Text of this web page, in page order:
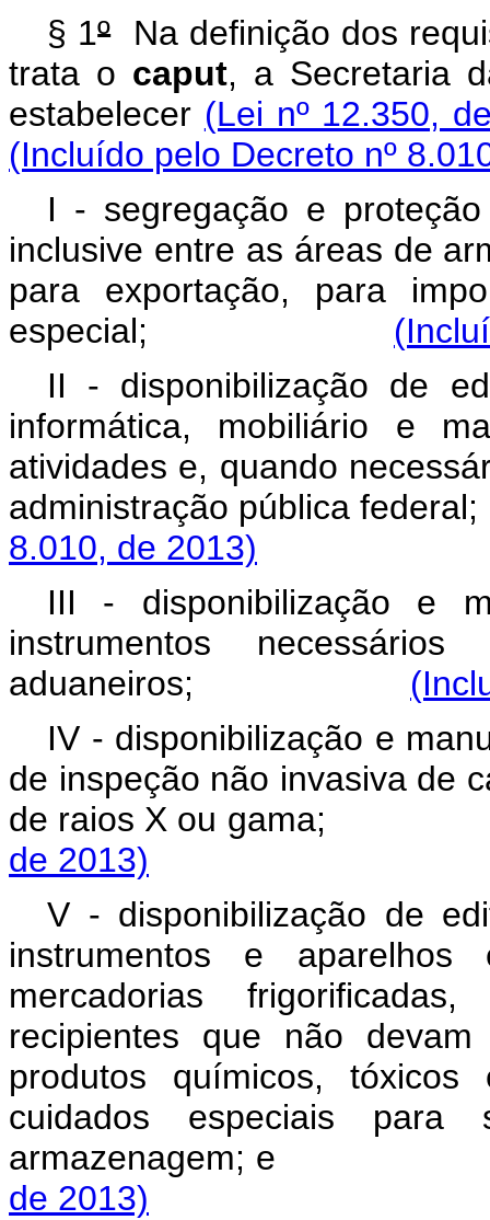
§ 1ºNa definição dos
trata o caput, a Secretaria
estabelecer (Lei nº 12.350,
(Incluído pelo Decreto nº
I - segregação e
inclusive entre as áreas de
para exportação, para
especial;
II - disponibilização de
informática, mobiliário e
atividades e, quando
administração
8.010, de 2013)
III - disponibilização e
instrumentos
aduaneiros;
IV - disponibilização e
de inspeção não invasiva de
de raios X ou
de 2013)
V - disponibilização de
instrumentos e
mercadorias
recipientes que não
produtos químicos,
cuidados especiais para
de 2013)